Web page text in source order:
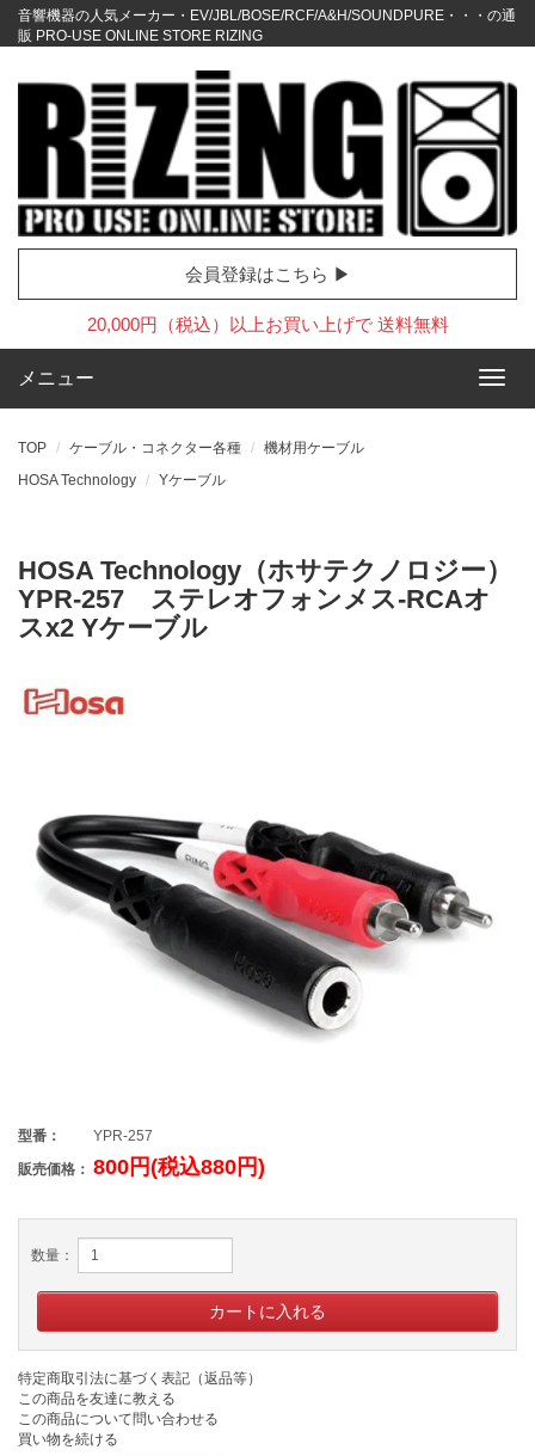
音響機器の人気メーカー・EV/JBL/BOSE/RCF/A&H/SOUNDPURE・・・の通
販 PRO-USE ONLINE STORE RIZING
会員登録はこちら ▶
20,000円（税込）以上お買い上げで 送料無料
メニュー
TOP ケーブル・コネクター各種
機材用ケーブル
HOSA Technology
Yケーブル
HOSA Technology（ホサテクノロジー）
YPR-257 ステレオフォンメス-RCAオ
スx2 Yケーブル
型番：
YPR-257
販売価格： 800円(税込880円)
数量：
特定商取引法に基づく表記（返品等）
この商品を友達に教える
この商品について問い合わせる
買い物を続ける